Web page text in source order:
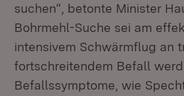
suchen“, betonte Minister
Bohrmehl-Suche sei am
intensivem Schwärmflug an
fortschreitendem Befall
Befallssymptome, wie